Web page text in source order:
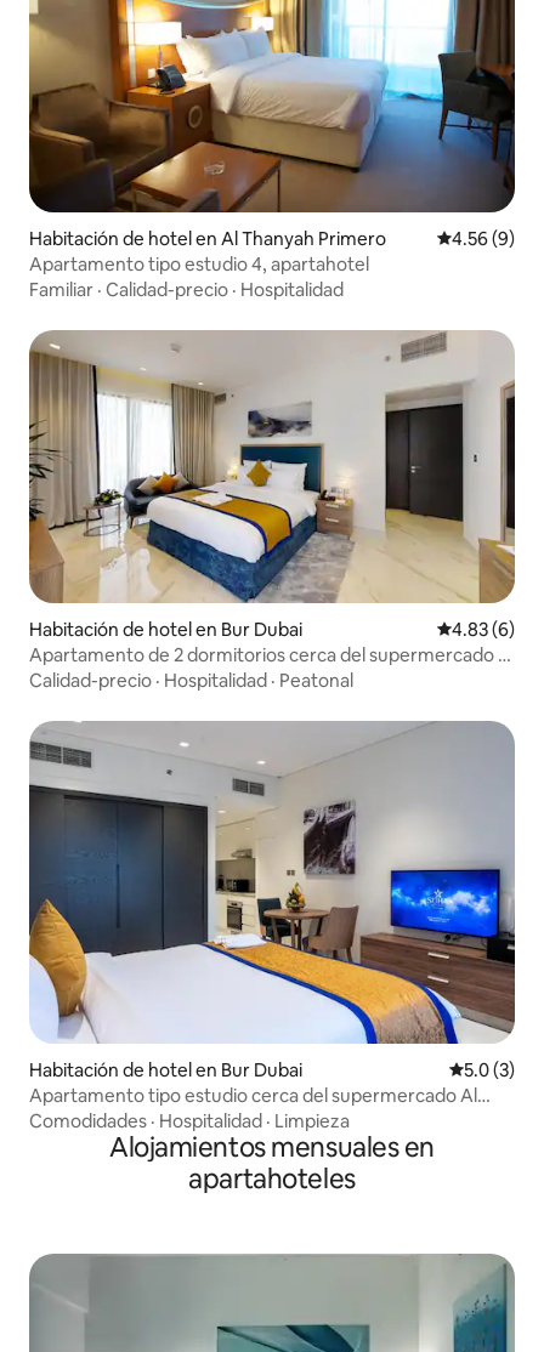
Habitación de hotel en Al Thanyah Primero Calificación
4.56 (9)
Apartamento tipo estudio 4, apartahotel
Familiar · Calidad-precio · Hospitalidad
Habitación de hotel en Bur Dubai Calificación
4.83 (6)
Apartamento de 2 dormitorios cerca del supermercado Al
Maya
Calidad-precio · Hospitalidad · Peatonal
Habitación de hotel en Bur Dubai
5.0 (3)
Apartamento tipo estudio cerca del supermercado Al
Maya
Comodidades · Hospitalidad · Limpieza
Alojamientos mensuales en
apartahoteles